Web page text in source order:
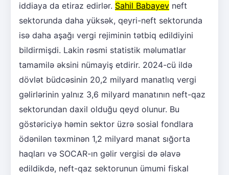
iddiaya da etiraz edirlər. Sahil Babayev neft
sektorunda daha yüksək, qeyri-neft sektorunda
isə daha aşağı vergi rejiminin tətbiq edildiyini
bildirmişdi. Lakin rəsmi statistik məlumatlar
tamamilə əksini nümayiş etdirir. 2024-cü ildə
dövlət büdcəsinin 20,2 milyard manatlıq vergi
gəlirlərinin yalnız 3,6 milyard manatının neft-qaz
sektorundan daxil olduğu qeyd olunur. Bu
göstəriciyə həmin sektor üzrə sosial fondlara
ödənilən təxminən 1,2 milyard manat sığorta
haqları və SOCAR-ın gəlir vergisi də əlavə
edildikdə, neft-qaz sektorunun ümumi fiskal